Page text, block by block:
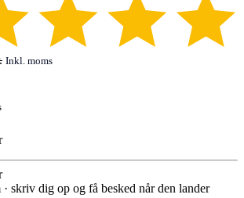
Inkl. moms
skriv dig op og få besked når den lander